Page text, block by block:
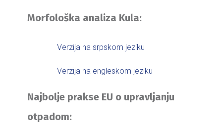
Morfološka analiza Kula:
Verzija na srpskom jeziku
Verzija na engleskom jeziku
Najbolje prakse EU o upravljanju
otpadom: